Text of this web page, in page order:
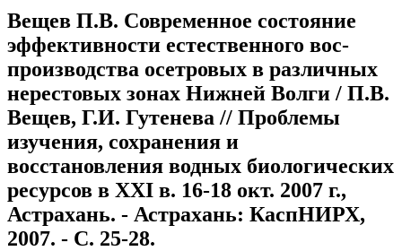
Вещев П.В. Современное состояние
эффективности естественного вос-
производства осетровых в различных
нерестовых зонах Нижней Волги / П.В.
Вещев, Г.И. Гутенева // Проблемы
изучения, сохранения и
восстановления водных биологических
ресурсов в XXI в. 16-18 окт. 2007 г.,
Астрахань. - Астрахань: КаспНИРХ,
2007. - С. 25-28.